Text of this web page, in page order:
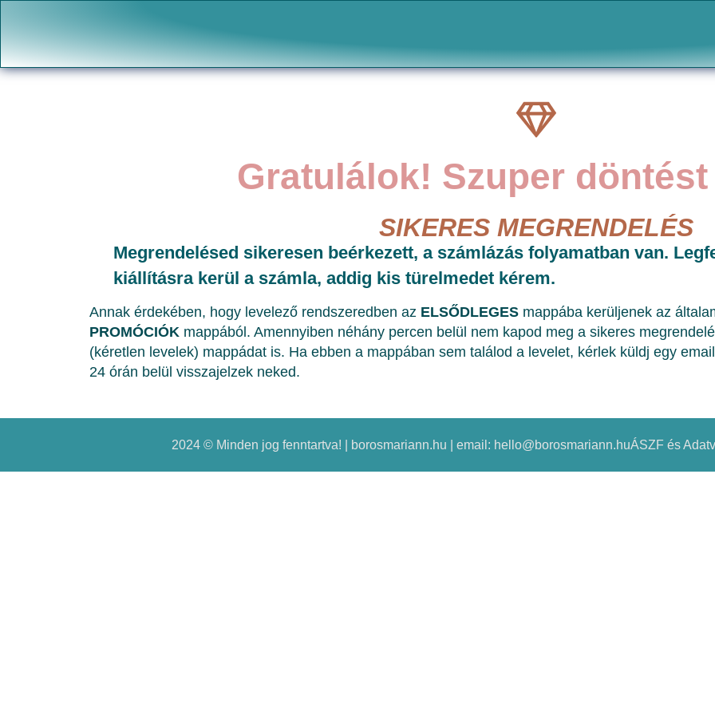
Gratulálok! Szuper
SIKERES MEGRENDELÉS
Megrendelésed sikeresen beérkezett, a számlázás folyamatban van.
kiállításra kerül a számla, addig kis türelmedet kérem.
Annak érdekében, hogy levelező rendszeredben az ELSŐDLEGES mappába kerüljenek az
PROMÓCIÓK mappából. Amennyiben néhány percen belül nem kapod meg a sikeres
(kéretlen levelek) mappádat is. Ha ebben a mappában sem találod a levelet, kérlek küldj egy
24 órán belül visszajelzek neked.
2024 © Minden jog fenntartva! | borosmariann.hu | email: hello@borosmariann.huÁSZF és